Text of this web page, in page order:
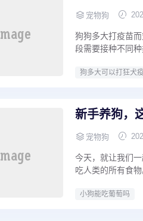
宠物狗
狗狗多大打疫苗
段需要接种不同
狗多大可以打狂犬
新手养狗，
宠物狗
今天，就让我们
吃人类的所有食
小狗能吃葡萄吗